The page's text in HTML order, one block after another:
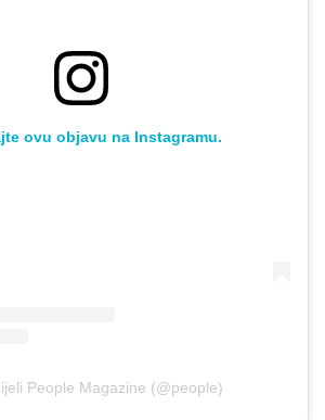
ovu objavu na Instagramu.
People Magazine (@people)